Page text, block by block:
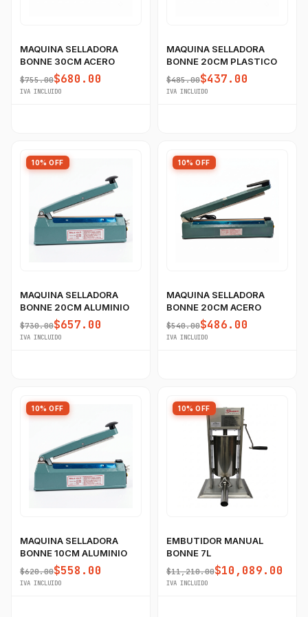
MAQUINA SELLADORA
BONNE 30CM ACERO
$755.00$680.00
IVA INCLUIDO
MAQUINA SELLADORA
BONNE 20CM PLASTICO
$485.00$437.00
IVA INCLUIDO
10% OFF
MAQUINA SELLADORA
BONNE 20CM ALUMINIO
$730.00$657.00
IVA INCLUIDO
10% OFF
MAQUINA SELLADORA
BONNE 20CM ACERO
$540.00$486.00
IVA INCLUIDO
10% OFF
MAQUINA SELLADORA
BONNE 10CM ALUMINIO
$620.00$558.00
IVA INCLUIDO
10% OFF
EMBUTIDOR MANUAL
BONNE 7L
$11,210.00$10,089.00
IVA INCLUIDO